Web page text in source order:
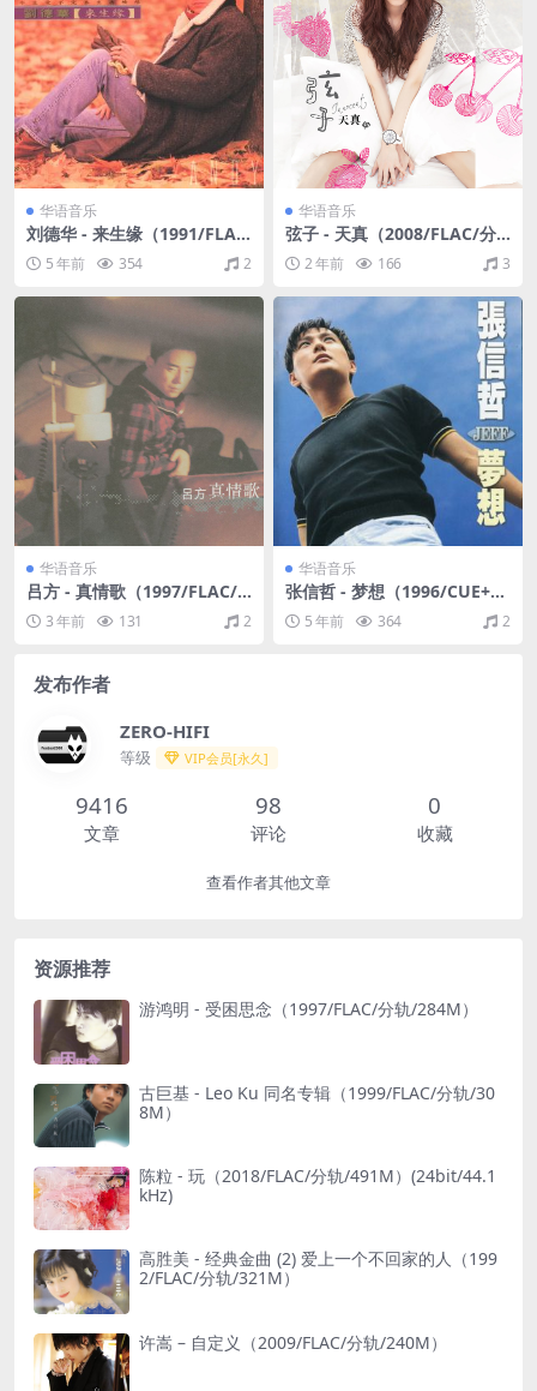
华语音乐
刘德华 - 来生缘（1991/FLA
C/分轨/268M）
5 年前 354 2
华语音乐
弦子 - 天真（2008/FLAC/分
轨/269M）
2 年前 166 3
华语音乐
吕方 - 真情歌（1997/FLAC/
分轨/271M）
3 年前 131 2
华语音乐
张信哲 - 梦想（1996/CUE+Fl
ac/整轨/299M）
5 年前 364 2
发布作者
ZERO-HIFI
等级 VIP会员[永久]
9416
文章
98
评论
0
收藏
查看作者其他文章
资源推荐
游鸿明 - 受困思念（1997/FLAC/分轨/284M）
古巨基 - Leo Ku 同名专辑（1999/FLAC/分轨/30
8M）
陈粒 - 玩（2018/FLAC/分轨/491M）(24bit/44.1
kHz)
高胜美 - 经典金曲 (2) 爱上一个不回家的人（199
2/FLAC/分轨/321M）
许嵩 – 自定义（2009/FLAC/分轨/240M）